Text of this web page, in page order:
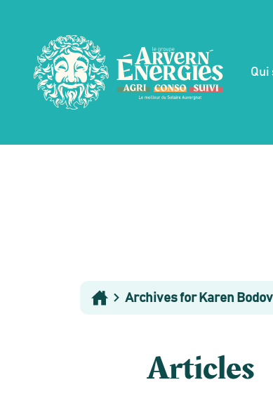
Qui
Archives for Karen
Articles